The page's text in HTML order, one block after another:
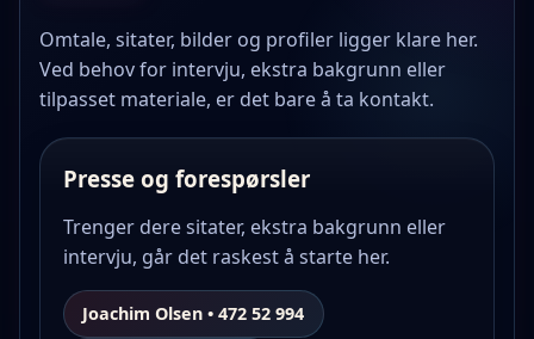
Omtale, sitater, bilder og profiler ligger klare her.
Ved behov for intervju, ekstra bakgrunn eller
tilpasset materiale, er det bare å ta kontakt.
Presse og forespørsler
Trenger dere sitater, ekstra bakgrunn eller
intervju, går det raskest å starte her.
Joachim Olsen • 472 52 994